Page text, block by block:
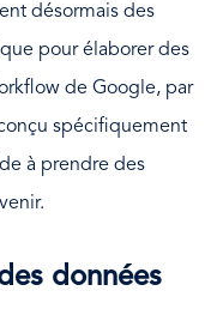
désormais des
pour élaborer des
de Google, par
spécifiquement
à prendre des
données